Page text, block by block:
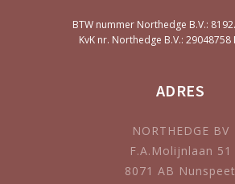
BTW nummer Northedge B.V.:
KvK nr. Northedge B.V.:
ADRES
NORTHEDGE BV
F.A.Molijnlaan 51
8071 AB Nunspeet